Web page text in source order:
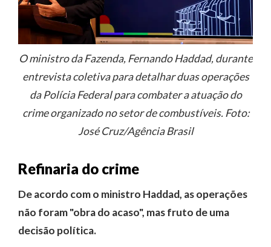
O ministro da Fazenda, Fernando Haddad, durante
entrevista coletiva para detalhar duas operações
da Polícia Federal para combater a atuação do
crime organizado no setor de combustíveis. Foto:
José Cruz/Agência Brasil
Refinaria do crime
De acordo com o ministro Haddad, as operações
não foram "obra do acaso", mas fruto de uma
decisão política.